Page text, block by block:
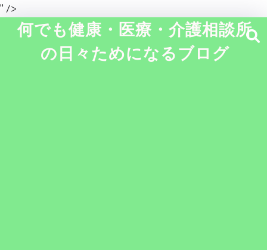
" />
何でも健康・医療・介護相談所
の日々ためになるブログ